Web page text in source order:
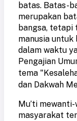
batas. Batas-
merupakan
bangsa, tetapi
manusia
dalam waktu
Pengajian
tema "
dan Dakwah
Mu’ti
masyarakat